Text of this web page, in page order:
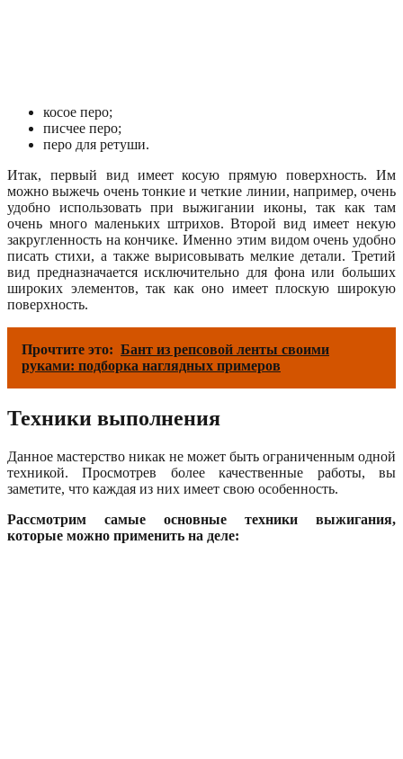
косое перо;
писчее перо;
перо для ретуши.
Итак, первый вид имеет косую прямую поверхность. Им
можно выжечь очень тонкие и четкие линии, например, очень
удобно использовать при выжигании иконы, так как там
очень много маленьких штрихов. Второй вид имеет некую
закругленность на кончике. Именно этим видом очень удобно
писать стихи, а также вырисовывать мелкие детали. Третий
вид предназначается исключительно для фона или больших
широких элементов, так как оно имеет плоскую широкую
поверхность.
Прочтите это: Бант из репсовой ленты своими
руками: подборка наглядных примеров
Техники выполнения
Данное мастерство никак не может быть ограниченным одной
техникой. Просмотрев более качественные работы, вы
заметите, что каждая из них имеет свою особенность.
Рассмотрим самые основные техники выжигания,
которые можно применить на деле: